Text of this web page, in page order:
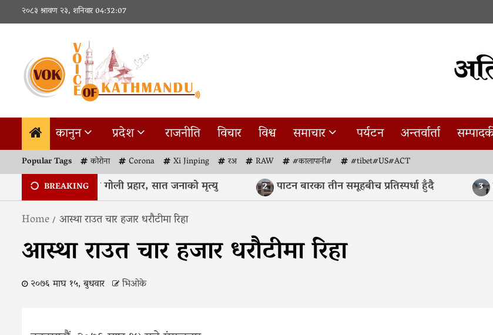
२०८३ श्रावण २३, शनिवार04:32:08
कानुन प्रदेश राजनीति विचार विश्व समाचार पर्यटन अन्तर्वार्ता
Popular Tags कोरोना Corona Xi Jinping रअ RAW #कालापानी#
#tibet#US#ACT
BREAKING
विद्यालय र घरमा गोली प्रहार, सात जनाको मृत्यु पाटन बारका तीन समूहबीच प्रतिस्पर्धा हुँदै
Home आस्था राउत चार हजार धरौटीमा रिहा
आस्था राउत चार हजार धरौटीमा रिहा
२०७६ माघ १५, बुधवार भिओके